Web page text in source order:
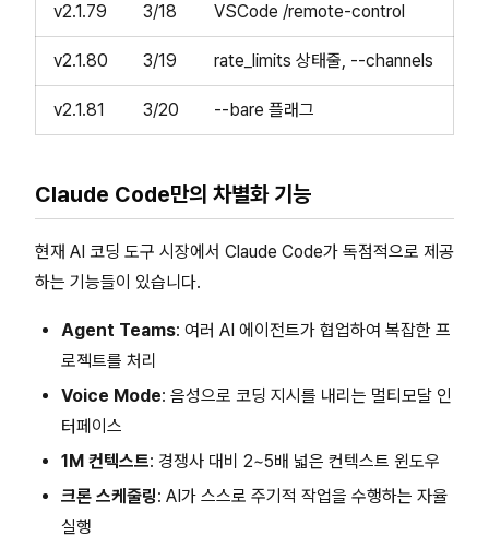
v2.1.79 3/18 VSCode /remote-control
v2.1.80 3/19 rate_limits 상태줄, --channels
v2.1.81 3/20 --bare 플래그
Claude Code만의 차별화 기능
현재 AI 코딩 도구 시장에서 Claude Code가 독점적으로 제공
하는 기능들이 있습니다.
Agent Teams: 여러 AI 에이전트가 협업하여 복잡한 프
로젝트를 처리
Voice Mode: 음성으로 코딩 지시를 내리는 멀티모달 인
터페이스
1M 컨텍스트: 경쟁사 대비 2~5배 넓은 컨텍스트 윈도우
크론 스케줄링: AI가 스스로 주기적 작업을 수행하는 자율
실행